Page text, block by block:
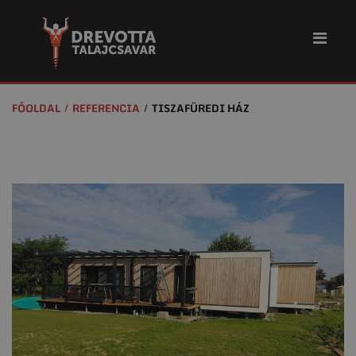
FŐOLDAL REFERENCIA TISZAFÜREDI HÁZ